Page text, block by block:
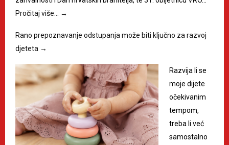
Pročitaj više…
→
Rano prepoznavanje odstupanja može biti ključno za razvoj
djeteta →
Razvija li se
moje dijete
očekivanim
tempom,
treba li već
samostalno